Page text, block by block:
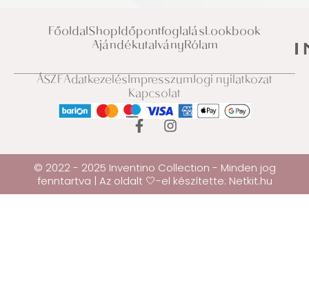
FőoldalShopIdőpontfoglalásLookbook
AjándékutalványRólam
ÁSZFAdatkezelésImpresszumJogi nyilatkozat
Kapcsolat
© 2022 - 2025 Inventino Collection - Minden jog
fenntartva | Az oldalt 🤍-el készítette: Netkit.hu